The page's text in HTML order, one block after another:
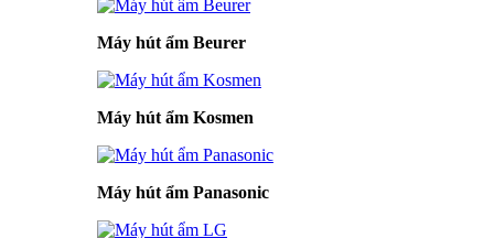
Máy hút ẩm Beurer
Máy hút ẩm Kosmen
Máy hút ẩm Panasonic